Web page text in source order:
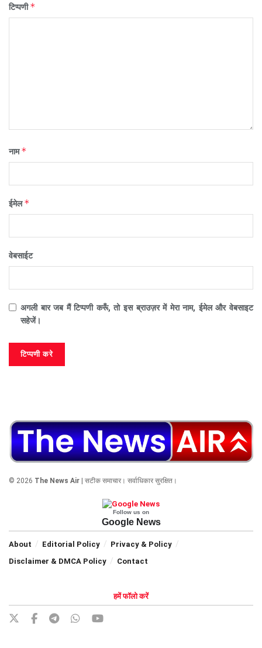
टिप्पणी*
नाम*
ईमेल*
वेबसाईट
अगली बार जब मैं टिप्पणी करूँ, तो इस ब्राउज़र में मेरा नाम, ईमेल और वेबसाइट
सहेजें।
© 2026 The News Air | सटीक समाचार। सर्वाधिकार सुरक्षित।
Follow us on
Google News
About Editorial Policy
Privacy & Policy
Disclaimer & DMCA Policy
Contact
हमें फॉलो करें